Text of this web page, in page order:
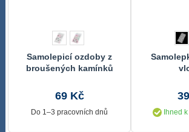
Samolepicí ozdoby z
broušených kamínků
69 Kč
Do 1–3 pracovních dnů Ihned